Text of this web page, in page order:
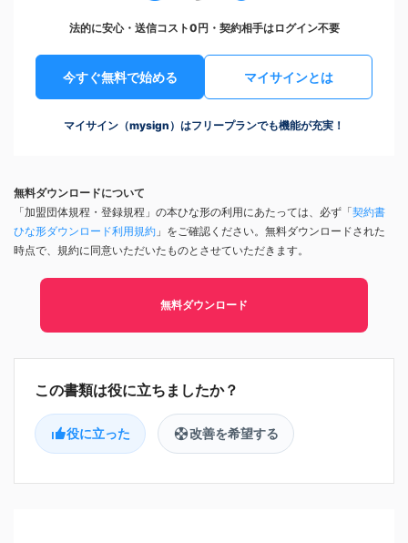
法的に安心・送信コスト0円・契約相手はログイン不要
今すぐ無料で始める マイサインとは
マイサイン（mysign）はフリープランでも機能が充実！
無料ダウンロードについて
「加盟団体規程・登録規程」の本ひな形の利用にあたっては、必ず「契約書
ひな形ダウンロード利用規約 」をご確認ください。無料ダウンロードされた
時点で、規約に同意いただいたものとさせていただきます。
無料ダウンロード
役に立った 改善を希望する